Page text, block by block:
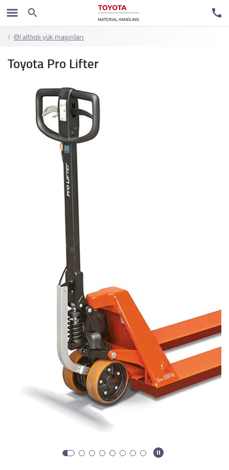
Əl altlıqlı yük maşınları
Toyota Pro Lifter